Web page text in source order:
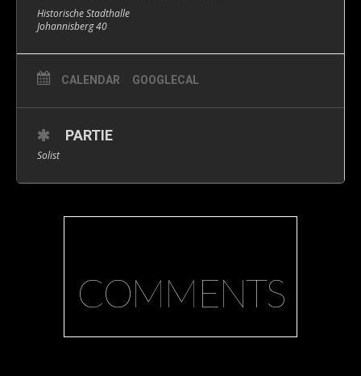
Historische Stadthalle
Johannisberg 40
CALENDAR GOOGLECAL
PARTIE
Solist
COMMENTS